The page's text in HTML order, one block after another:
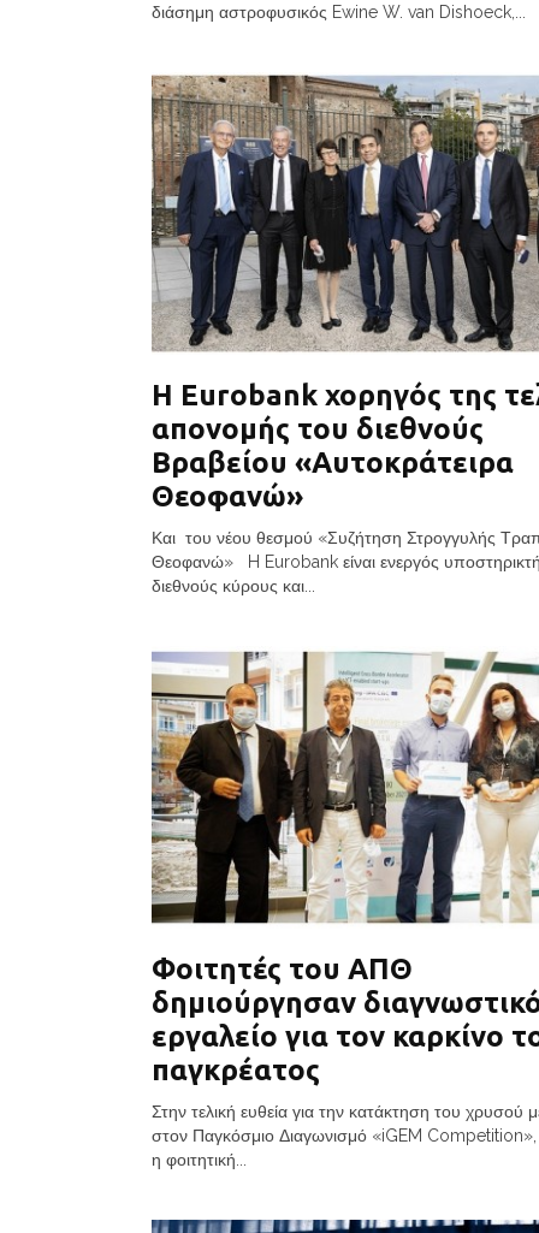
διάσημη αστροφυσικός Ewine W. van Dishoeck,...
Η Eurobank χορηγός της
απονομής του διεθνούς
Βραβείου «Αυτοκράτειρα
Θεοφανώ»
Και του νέου θεσμού «Συζήτηση Στρογγυλής
Θεοφανώ» H Eurobank είναι ενεργός
διεθνούς κύρους και...
Φοιτητές του ΑΠΘ
δημιούργησαν
εργαλείο για τον καρκίνο
παγκρέατος
Στην τελική ευθεία για την κατάκτηση του χρυσού
στον Παγκόσμιο Διαγωνισμό «iGEM Competition»,
η φοιτητική...